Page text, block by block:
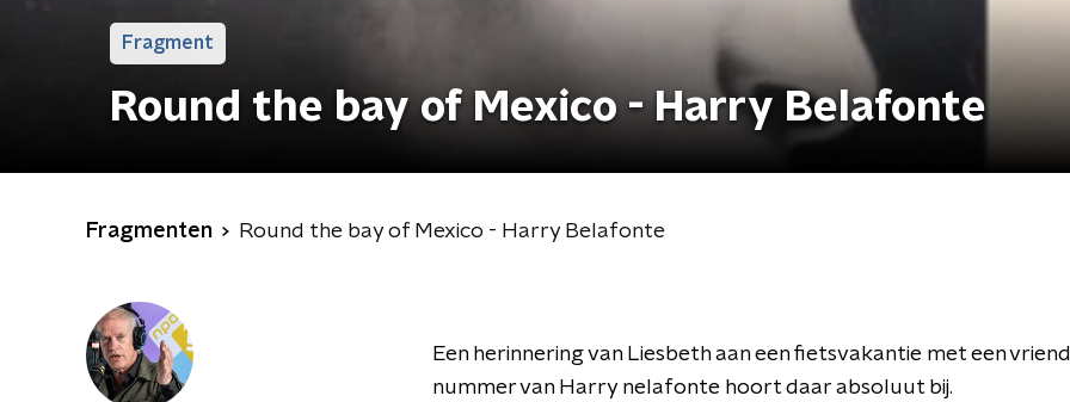
Fragment
Round the bay of Mexico - Harry Belafonte
Fragmenten Round the bay of Mexico - Harry Belafonte
Een herinnering van Liesbeth aan een fietsvakantie met een
nummer van Harry nelafonte hoort daar absoluut bij.